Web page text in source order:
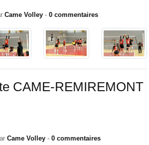
Came Volley - 0 commentaires
CAME-REMIREMONT
Came Volley - 0 commentaires